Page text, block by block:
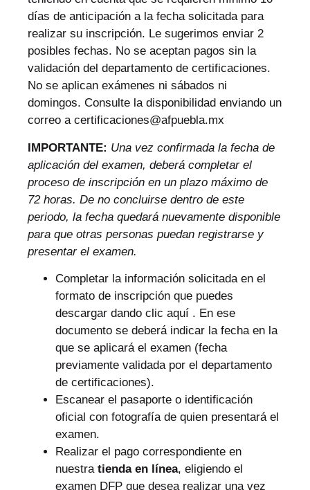
días de anticipación a la fecha solicitada para
realizar su inscripción. Le sugerimos enviar 2
posibles fechas. No se aceptan pagos sin la
validación del departamento de certificaciones.
No se aplican exámenes ni sábados ni
domingos. Consulte la disponibilidad enviando un
correo a certificaciones@afpuebla.mx
IMPORTANTE: Una vez confirmada la fecha de
aplicación del examen, deberá completar el
proceso de inscripción en un plazo máximo de
72 horas. De no concluirse dentro de este
periodo, la fecha quedará nuevamente disponible
para que otras personas puedan registrarse y
presentar el examen.
Completar la información solicitada en el
formato de inscripción que puedes
descargar dando clic aquí . En ese
documento se deberá indicar la fecha en la
que se aplicará el examen (fecha
previamente validada por el departamento
de certificaciones).
Escanear el pasaporte o identificación
oficial con fotografía de quien presentará el
examen.
Realizar el pago correspondiente en
nuestra tienda en línea, eligiendo el
examen DFP que desea realizar una vez